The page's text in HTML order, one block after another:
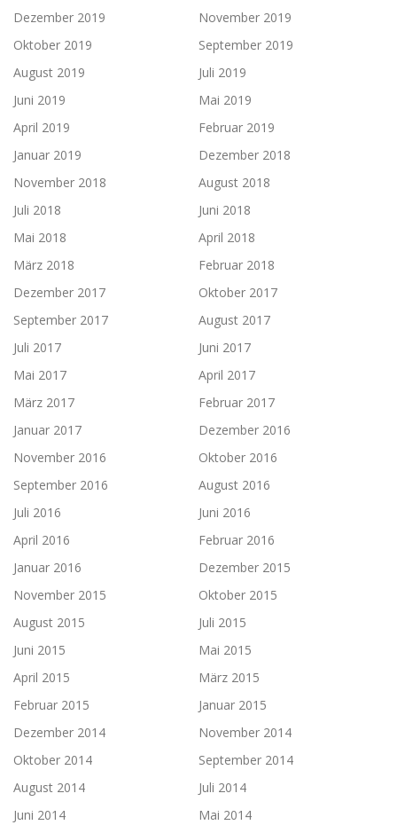
Dezember 2019
November 2019
Oktober 2019
September 2019
August 2019
Juli 2019
Juni 2019
Mai 2019
April 2019
Februar 2019
Januar 2019
Dezember 2018
November 2018
August 2018
Juli 2018
Juni 2018
Mai 2018
April 2018
März 2018
Februar 2018
Dezember 2017
Oktober 2017
September 2017
August 2017
Juli 2017
Juni 2017
Mai 2017
April 2017
März 2017
Februar 2017
Januar 2017
Dezember 2016
November 2016
Oktober 2016
September 2016
August 2016
Juli 2016
Juni 2016
April 2016
Februar 2016
Januar 2016
Dezember 2015
November 2015
Oktober 2015
August 2015
Juli 2015
Juni 2015
Mai 2015
April 2015
März 2015
Februar 2015
Januar 2015
Dezember 2014
November 2014
Oktober 2014
September 2014
August 2014
Juli 2014
Juni 2014
Mai 2014